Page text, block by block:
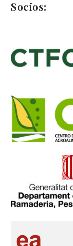
Socios: